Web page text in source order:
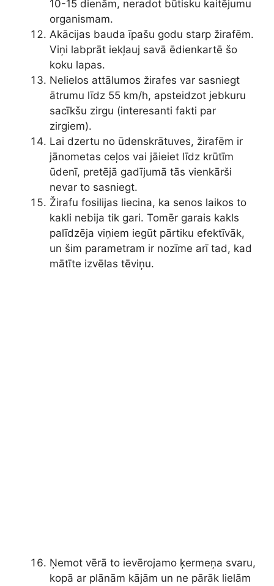
10-15 dienām, neradot būtisku kaitējumu
organismam.
Akācijas bauda īpašu godu starp žirafēm.
Viņi labprāt iekļauj savā ēdienkartē šo
koku lapas.
Nelielos attālumos žirafes var sasniegt
ātrumu līdz 55 km/h, apsteidzot jebkuru
sacīkšu zirgu (interesanti fakti par
zirgiem).
Lai dzertu no ūdenskrātuves, žirafēm ir
jānometas ceļos vai jāieiet līdz krūtīm
ūdenī, pretējā gadījumā tās vienkārši
nevar to sasniegt.
Žirafu fosilijas liecina, ka senos laikos to
kakli nebija tik gari. Tomēr garais kakls
palīdzēja viņiem iegūt pārtiku efektīvāk,
un šim parametram ir nozīme arī tad, kad
mātīte izvēlas tēviņu.
Ņemot vērā to ievērojamo ķermeņa svaru,
kopā ar plānām kājām un ne pārāk lielām